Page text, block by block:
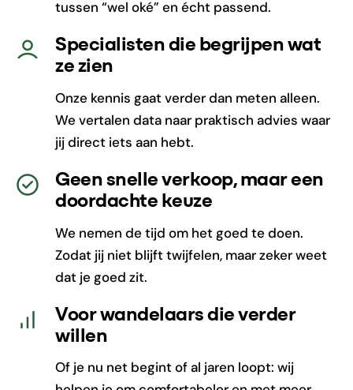
tussen “wel oké” en écht passend.
Specialisten die begrijpen wat
ze zien
Onze kennis gaat verder dan meten alleen.
We vertalen data naar praktisch advies waar
jij direct iets aan hebt.
Geen snelle verkoop, maar een
doordachte keuze
We nemen de tijd om het goed te doen.
Zodat jij niet blijft twijfelen, maar zeker weet
dat je goed zit.
Voor wandelaars die verder
willen
Of je nu net begint of al jaren loopt: wij